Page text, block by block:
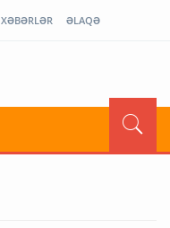
XƏBƏRLƏR ƏLAQƏ